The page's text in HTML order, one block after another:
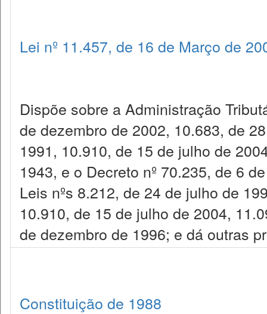
Lei nº 11.457, de 16 de Março de
Dispõe sobre a Administração
de dezembro de 2002, 10.683, de
1991, 10.910, de 15 de julho de
1943, e o Decreto nº 70.235, de 6
Leis nºs 8.212, de 24 de julho de
10.910, de 15 de julho de 2004,
de dezembro de 1996; e dá outras
Constituição de 1988